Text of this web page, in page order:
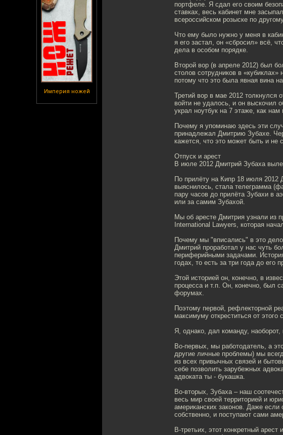
Империя ножей
портфеле. Я сдал его своим
ставках, весь кабинет мне
всероссийском розыске по
Что ему было нужно у меня в
я его застал, он «сбросил» всё,
дела в особом порядке.
Второй вор (в апреле 2012) был
столов сотрудников в
потому что это была явная вина
Третий вор в мае 2012 толкнулся
войти не удалось, и он выскочил
украл ноутбук на 7 этаже, как
Почему я упоминаю здесь эти
принадлежал Дмитрию Зубахе.
кажется, что это может быть и не
Отпуск и арест
В июле 2012 Дмитрий Зубаха
По прилёту на Кипр 18 июля 2012
выяснилось, стала телеграмма
пару часов до прилёта Зубахи в
или за самим Зубахой.
Мы об аресте Дмитрия узнали
International Lawyers, которая
Почему мы "вписались" в это дело
Дмитрий проработал у нас чуть
периферийными задачами.
годах, то есть за три года до
Этой историей он, конечно, в
процесса и т.п. Он, конечно, был
форумах.
Поэтому первой, рефлекторной
максимуму откреститься от
Я, однако, дал команду,
Во-первых, мы работодатель, а
другие личные проблемы) мы
из всех привычных связей и
себе позволить зарубежных
адвоката ты - букашка.
Во-вторых, Зубаха – наш
весь мир своей территорией и
американских законов. Даже
собственно, и поступают сами
В-третьих, этот конкретный